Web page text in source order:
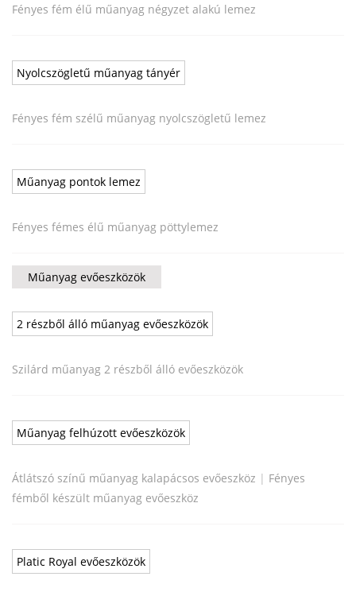
Fényes fém élű műanyag négyzet alakú lemez
Nyolcszögletű műanyag tányér
Fényes fém szélű műanyag nyolcszögletű lemez
Műanyag pontok lemez
Fényes fémes élű műanyag pöttylemez
Műanyag evőeszközök
2 részből álló műanyag evőeszközök
Szilárd műanyag 2 részből álló evőeszközök
Műanyag felhúzott evőeszközök
Átlátszó színű műanyag kalapácsos evőeszköz | Fényes
fémből készült műanyag evőeszköz
Platic Royal evőeszközök